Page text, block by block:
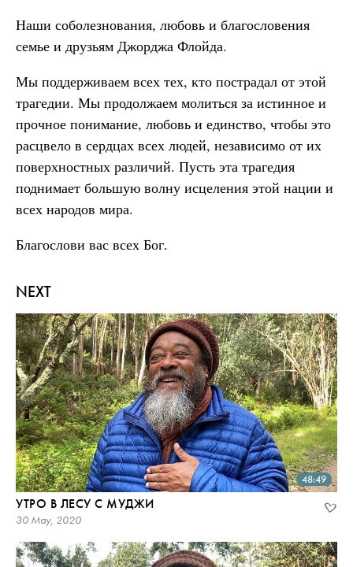
NEXT
48:49
УТРО В ЛЕСУ С МУДЖИ
30 May, 2020
Наши соболезнования, любовь и благословения
семье и друзьям Джорджа Флойда.
Мы поддерживаем всех тех, кто пострадал от этой
трагедии. Мы продолжаем молиться за истинное и
прочное понимание, любовь и единство, чтобы это
расцвело в сердцах всех людей, независимо от их
поверхностных различий. Пусть эта трагедия
поднимает большую волну исцеления этой нации и
всех народов мира.
Благослови вас всех Бог.